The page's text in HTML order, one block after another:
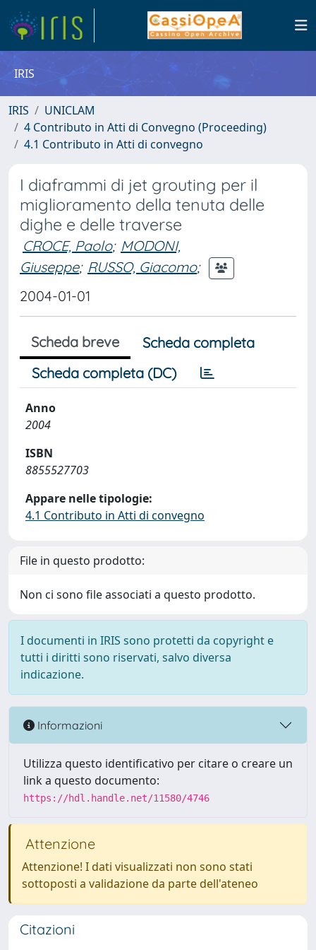
IRIS
IRIS
UNICLAM
4 Contributo in Atti di Convegno (Proceeding)
4.1 Contributo in Atti di convegno
I diaframmi di jet grouting per il
miglioramento della tenuta delle
dighe e delle traverse
CROCE, Paolo; MODONI,
Giuseppe; RUSSO, Giacomo;
2004-01-01
Scheda breve
Scheda completa
Scheda completa (DC)
Anno
2004
ISBN
8855527703
Appare nelle tipologie:
4.1 Contributo in Atti di convegno
File in questo prodotto:
Non ci sono file associati a questo prodotto.
I documenti in IRIS sono protetti da copyright e
tutti i diritti sono riservati, salvo diversa
indicazione.
Informazioni
Utilizza questo identificativo per citare o creare un
link a questo documento:
https://hdl.handle.net/11580/4746
Attenzione
Attenzione! I dati visualizzati non sono stati
sottoposti a validazione da parte dell'ateneo
Citazioni